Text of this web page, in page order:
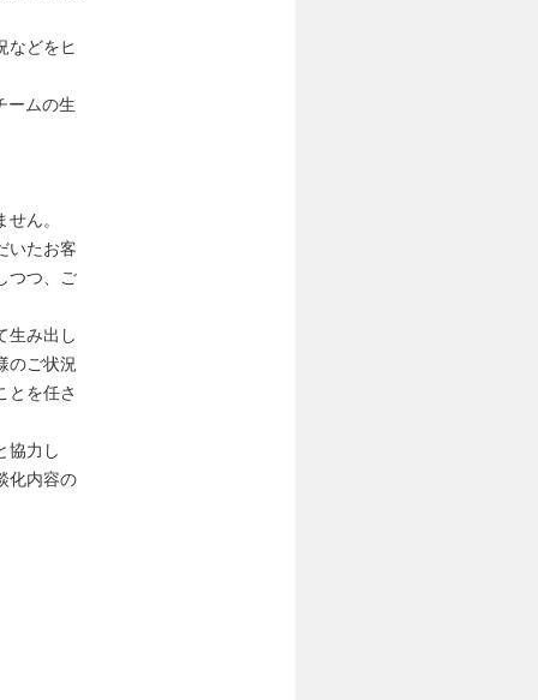
などをヒ
ームの生
ん。
いたお客
つつ、ご
生み出し
のご状況
とを任さ
協力し
化内容の